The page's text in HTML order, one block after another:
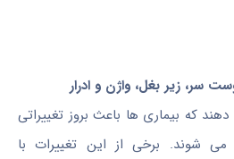
سر، زیر بغل، واژن و ادرار
که بیماری ها باعث بروز تغییراتی
می شوند. برخی از این تغییرات با